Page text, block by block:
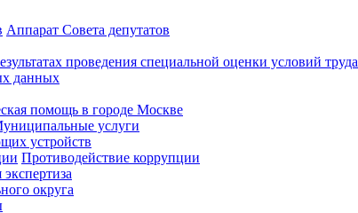
Аппарат Совета депутатов
проведения специальной оценки условий труда
данных
помощь в городе Москве
услуги
устройств
Противодействие коррупции
округа